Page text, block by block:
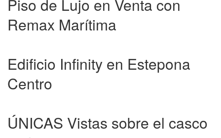
Piso de Lujo en Venta con
Remax Marítima
Edificio Infinity en Estepona
Centro
ÚNICAS Vistas sobre el casco